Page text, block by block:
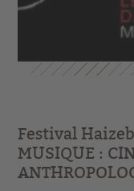
Festival
MUSIQUE :